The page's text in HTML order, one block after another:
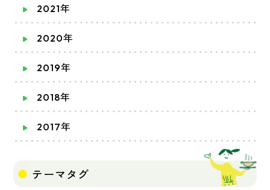
2021年
2020年
2019年
2018年
2017年
テーマタグ